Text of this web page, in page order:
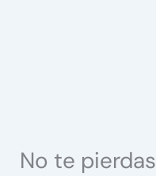
No te pierdas